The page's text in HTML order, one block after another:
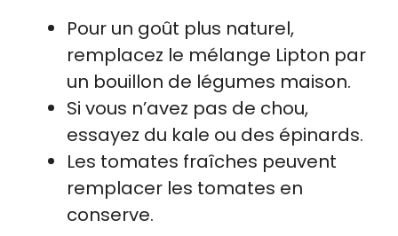
Pour un goût plus naturel,
remplacez le mélange Lipton par
un bouillon de légumes maison.
Si vous n’avez pas de chou,
essayez du kale ou des épinards.
Les tomates fraîches peuvent
remplacer les tomates en
conserve.